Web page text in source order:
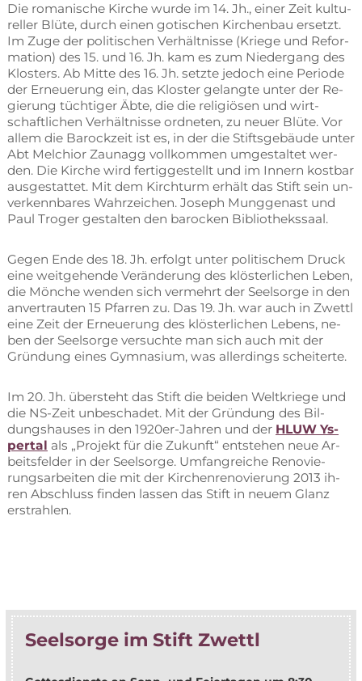
Die ro­ma­ni­sche Kir­che wur­de im 14. Jh., ei­ner Zeit kul­tu­
rel­ler Blü­te, durch ei­nen go­ti­schen Kir­chen­bau er­setzt.
Im Zuge der po­li­ti­schen Ver­hält­nis­se (Krie­ge und Re­for­
ma­ti­on) des 15. und 16. Jh. kam es zum Nie­der­gang des
Klos­ters. Ab Mit­te des 16. Jh. setz­te je­doch eine Pe­ri­ode
der Er­neue­rung ein, das Klos­ter ge­lang­te un­ter der Re­
gie­rung tüch­ti­ger Äbte, die die re­li­giö­sen und wirt­
schaft­li­chen Ver­hält­nis­se ord­ne­ten, zu neu­er Blü­te. Vor
al­lem die Ba­rock­zeit ist es, in der die Stifts­ge­bäu­de un­ter
Abt Mel­chi­or Zaun­agg voll­kom­men um­ge­stal­tet wer­
den. Die Kir­che wird fer­tig­ge­stellt und im In­nern kost­bar
aus­ge­stat­tet. Mit dem Kirch­turm er­hält das Stift sein un­
ver­kenn­ba­res Wahr­zei­chen. Jo­seph Mung­gen­ast und
Paul Tro­ger ge­stal­ten den ba­ro­cken Bibliothekssaal.
Ge­gen Ende des 18. Jh. er­folgt un­ter po­li­ti­schem Druck
eine weit­ge­hen­de Ver­än­de­rung des klös­ter­li­chen Le­ben,
die Mön­che wen­den sich ver­mehrt der Seel­sor­ge in den
an­ver­trau­ten 15 Pfar­ren zu. Das 19. Jh. war auch in Zwettl
eine Zeit der Er­neue­rung des klös­ter­li­chen Le­bens, ne­
ben der Seel­sor­ge ver­such­te man sich auch mit der
Grün­dung ei­nes Gym­na­si­um, was al­ler­dings scheiterte.
Im 20. Jh. über­steht das Stift die bei­den Welt­krie­ge und
die NS-Zeit un­be­scha­det. Mit der Grün­dung des Bil­
dungs­hau­ses in den 1920er-Jah­ren und der HLUW Ys­
per­tal als „Pro­jekt für die Zu­kunft“ ent­ste­hen neue Ar­
beits­fel­der in der Seel­sor­ge. Um­fang­rei­che Re­no­vie­
rungs­ar­bei­ten die mit der Kir­chen­re­no­vie­rung 2013 ih­
ren Ab­schluss fin­den las­sen das Stift in neu­em Glanz
erstrahlen.
Seel­sor­ge im Stift Zwettl